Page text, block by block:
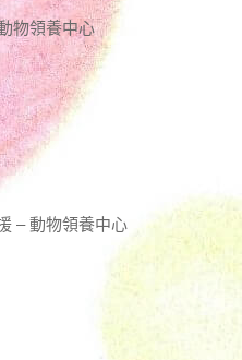
物領養中心
– 動物領養中心